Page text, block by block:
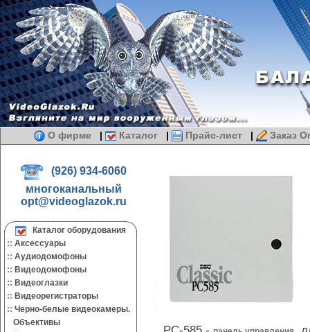
О фирме | Каталог | Прайс-лист | Заказ
(926) 934-6060
многоканальный
opt@videoglazok.ru
Каталог оборудования
:: Аксессуары
:: Аудиодомофоны
:: Видеодомофоны
:: Видеоглазки
:: Видеорегистраторы
:: Черно-белые видеокамеры.
Объективы